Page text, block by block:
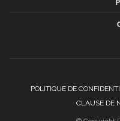
POLITIQUE DE
CLAUSE DE